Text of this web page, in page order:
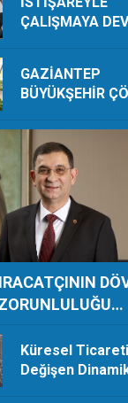
ÇALIŞMAYA
GAZİANTEP
BÜYÜKŞEHİR
ORGANİK
YILDA 28 TON
YAPIYOR
Küresel
Değişen